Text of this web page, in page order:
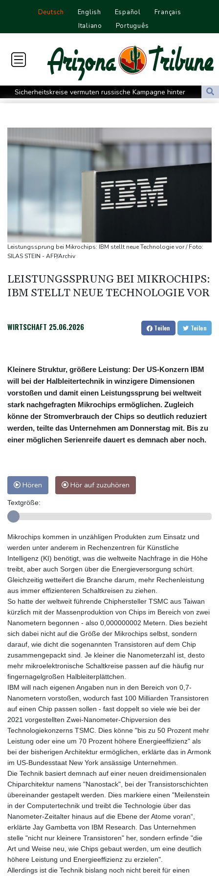
Deutsch English Español
Français
Italiano
Português
Sicherheitskreise vermuten russische Kampagne hinter
Falschvideo zu Merz-Rücktritt
Nationaler Sicherheitsrat mit Merz tagt zu Drohnenvorfall in
Kabel der Deutschen Bahn beschädigt: Kölner Staatsschutz
Frankreichs Außenminister Barrot kündigt Reaktion auf russische
Wahlkampf-Einmischung an
Ein Viertel der Reisenden in Deutschland lässt sich Ziele von der
KI vorschlagen
Norwegens Fußball-Verband fordert Infantinos Rücktritt
Beugehaft für Lina E.
Verweigerter Dopingtest: NADA will Vierjahressperre für Ansah
Arabien eingetroffen
Leistungssprung bei Mikrochips: IBM stellt neue Technologie vor / Foto:
SILAS STEIN - AFP/Archiv
LEISTUNGSSPRUNG BEI MIKROCHIPS:
IBM STELLT NEUE TECHNOLOGIE VOR
WIRTSCHAFT 25.06.2026 Teilen Teilen
Kleinere Struktur, größere Leistung: Der US-Konzern IBM
will bei der Halbleitertechnik in winzigere Dimensionen
vorstoßen und damit einen Leistungssprung bei weltweit
stark nachgefragten Mikrochips ermöglichen. Zugleich
könne der Stromverbrauch der Chips so deutlich reduziert
werden, teilte das Unternehmen am Donnerstag mit. Bis zu
einer möglichen Serienreife dauert es demnach aber noch.
Hören Hör auf zuzuhören
Textgröße:
Mikrochips kommen in unzähligen Produkten zum Einsatz und
werden unter anderem in Rechenzentren für Künstliche
Intelligenz (KI) benötigt, was die weltweite Nachfrage in die Höhe
treibt, aber auch Sorgen über die Energieversorgung schürt.
Gleichzeitig wetteifert die Branche darum, mehr Rechenleistung
aus immer effizienteren Schaltkreisen zu ziehen.
So hatte der weltweit führende Chiphersteller TSMC aus Taiwan
kürzlich mit der Massenproduktion von Chips im Bereich von zwei
Nanometern begonnen - also 0,000000002 Metern. Dies bezieht
sich dabei nicht auf die Größe der Mikrochips selbst, sondern
darauf, wie dicht die sogenannten Transistoren auf dem Chip
zusammengepackt sind. Je kleiner die Nanometerzahl ist, desto
mehr mikroelektronische Schaltkreise passen auf die häufig nur
fingernagelgroßen Halbleiterplättchen.
IBM will nach eigenen Angaben nun in den Bereich von 0,7-
Nanometern vorstoßen, wodurch fast 100 Milliarden Transistoren
auf einen Chip passen sollen - fast doppelt so viele wie bei der
2021 vorgestellten Zwei-Nanometer-Chipversion des
Technologiekonzerns TSMC. Dies könne "bis zu 50 Prozent mehr
Leistung oder eine um 70 Prozent höhere Energieeffizienz" als
bei der bisherigen Architektur ermöglichen, erklärte das in Armonk
im US-Bundesstaat New York ansässige Unternehmen.
Die Technik basiert demnach auf einer neuen dreidimensionalen
Chiparchitektur namens "Nanostack", bei der Transistorschichten
übereinander gestapelt werden. Dies markiere einen "Meilenstein
in der Computertechnik und treibt die Technologie über das
Nanometer-Zeitalter hinaus auf die Ebene der Atome voran“,
erklärte Jay Gambetta von IBM Research. Das Unternehmen
stelle "nicht nur kleinere Transistoren" her, sondern erfinde "die
Art und Weise neu, wie Chips gebaut werden, um eine deutlich
höhere Leistung und Energieeffizienz zu erzielen".
Allerdings ist die Technik bislang noch nicht bereit für einen